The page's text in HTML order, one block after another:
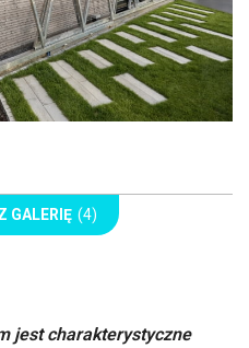
GALERIĘ (4)
jest charakterystyczne